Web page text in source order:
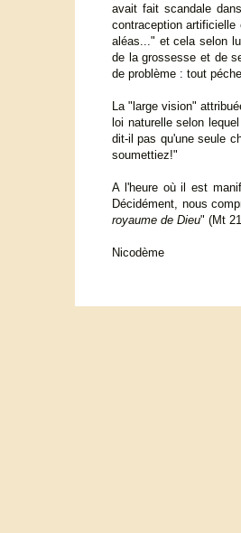
avait fait scandale
contraception artificielle
aléas..." et cela selon
de la grossesse et de
de problème : tout
La "large vision"
loi naturelle selon
dit-il pas qu'une seule
soumettiez!"
A l'heure où il est
Décidément, nous
royaume de Dieu" (Mt
Nicodème